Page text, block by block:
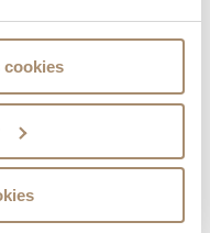
cookies
pasará.
nuestros
a tratar de
que nos hacen
en unos más
nos generen
nos hace sentir
a impedir que me
espera no es